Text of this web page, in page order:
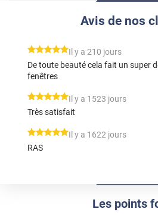
Les points
Avis de nos
*****
Il y a 210 jours
De toute beauté cela fait un super
fenêtres
*****
Il y a 1523 jours
Très satisfait
*****
Il y a 1622 jours
RAS